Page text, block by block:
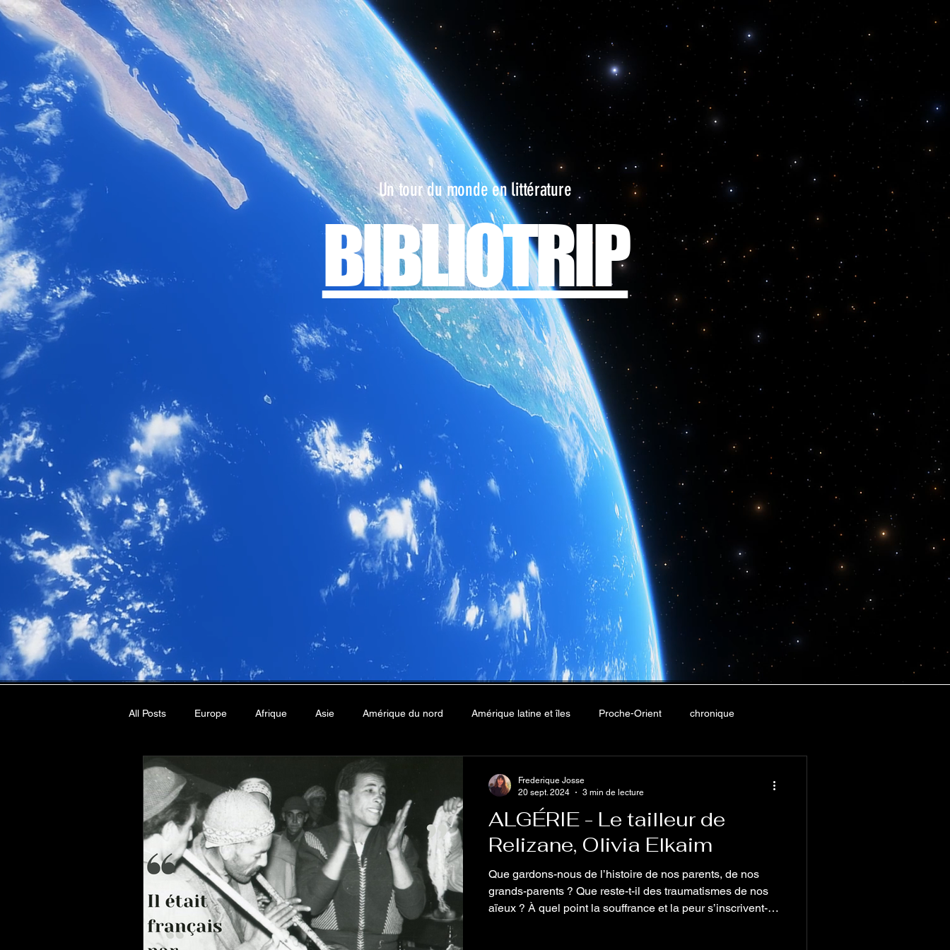
Un tour du monde en littérature
BIBLIOTRIP
All Posts Europe Afrique Asie Amérique du nord Amérique latine et îles Proche-Orient chronique
roman
ALGÉRIE - Le tailleur de
Relizane, Olivia Elkaim
Que gardons-nous de l’histoire de nos parents, de nos
grands-parents ? Que reste-t-il des traumatismes de nos
aïeux ? À quel point la souffrance et la peur s’inscrivent-
Frederique Josse
20 sept. 2024
3 min de lecture